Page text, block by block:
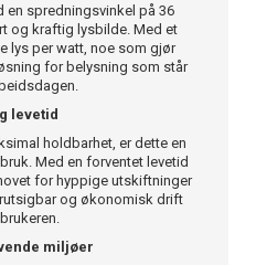
en spredningsvinkel på 36
og kraftig lysbilde. Med et
lys per watt, noe som gjør
for belysning som står
levetid
holdbarhet, er dette en
Med en forventet levetid
for hyppige utskiftninger
og økonomisk drift
miljøer